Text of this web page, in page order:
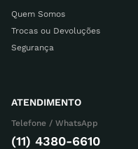
Quem Somos
Trocas ou Devoluções
Segurança
ATENDIMENTO
Telefone / WhatsApp
(11) 4380-6610